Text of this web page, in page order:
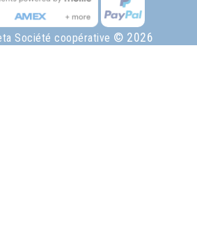
Société coopérative © 2026